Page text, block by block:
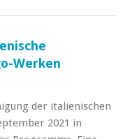
Werken
der italienischen
2021 in